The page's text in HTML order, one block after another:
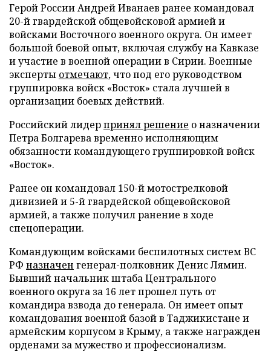
Герой России Андрей Иванаев ранее командовал
20-й гвардейской общевойсковой армией и
войсками Восточного военного округа. Он имеет
большой боевой опыт, включая службу на Кавказе
и участие в военной операции в Сирии. Военные
эксперты отмечают, что под его руководством
группировка войск «Восток» стала лучшей в
организации боевых действий.
Российский лидерпринял решение о назначении
Петра Болгарева временно исполняющим
обязанности командующего группировкой войск
«Восток».
Ранее он командовал 150-й мотострелковой
дивизией и 5-й гвардейской общевойсковой
армией, а также получил ранение в ходе
спецоперации.
Командующим войсками беспилотных систем ВС
РФ назначен генерал-полковник Денис Лямин.
Бывший начальник штаба Центрального
военного округа за 16 лет прошел путь от
командира взвода до генерала. Он имеет опыт
командования военной базой в Таджикистане и
армейским корпусом в Крыму, а также награжден
орденами за мужество и профессионализм.